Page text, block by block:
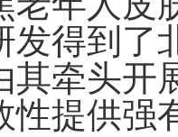
发得到了
其牵头开
性提供强